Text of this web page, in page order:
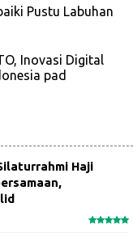
Pustu Labuhan
Inovasi Digital
pad
Haji